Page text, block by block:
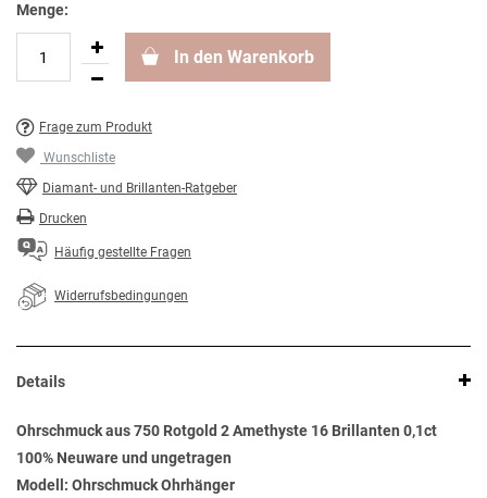
Menge:
In den Warenkorb
Frage zum Produkt
Wunschliste
Diamant- und Brillanten-Ratgeber
Drucken
Häufig gestellte Fragen
Widerrufsbedingungen
Details
Ohrschmuck aus 750 Rotgold 2 Amethyste 16 Brillanten 0,1ct
100% Neuware und ungetragen
Modell: Ohrschmuck Ohrhänger